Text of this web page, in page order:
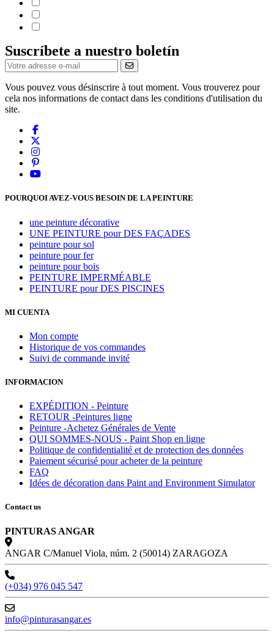
Suscríbete a nuestro boletín
Vous pouvez vous désinscrire à tout moment. Vous trouverez pour
cela nos informations de contact dans les conditions d'utilisation du
site.
POURQUOI AVEZ-VOUS BESOIN DE LA PEINTURE
une peinture décorative
UNE PEINTURE pour DES FAÇADES
peinture pour sol
peinture pour fer
peinture pour bois
PEINTURE IMPERMÉABLE
PEINTURE pour DES PISCINES
MI CUENTA
Mon compte
Historique de vos commandes
Suivi de commande invité
INFORMACION
EXPÉDITION - Peinture
RETOUR -Peintures ligne
Peinture -Achetez Générales de Vente
QUI SOMMES-NOUS - Paint Shop en ligne
Politique de confidentialité et de protection des données
Paiement sécurisé pour acheter de la peinture
FAQ
Idées de décoration dans Paint and Environment Simulator
Contact us
PINTURAS ANGAR
ANGAR C/Manuel Viola, núm. 2 (50014) ZARAGOZA
(+034) 976 045 547
info@pinturasangar.es